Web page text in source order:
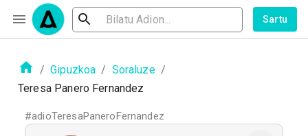
Sartu
/ Gipuzkoa / Soraluze /
Teresa Panero Fernandez
#adioTeresaPaneroFernandez